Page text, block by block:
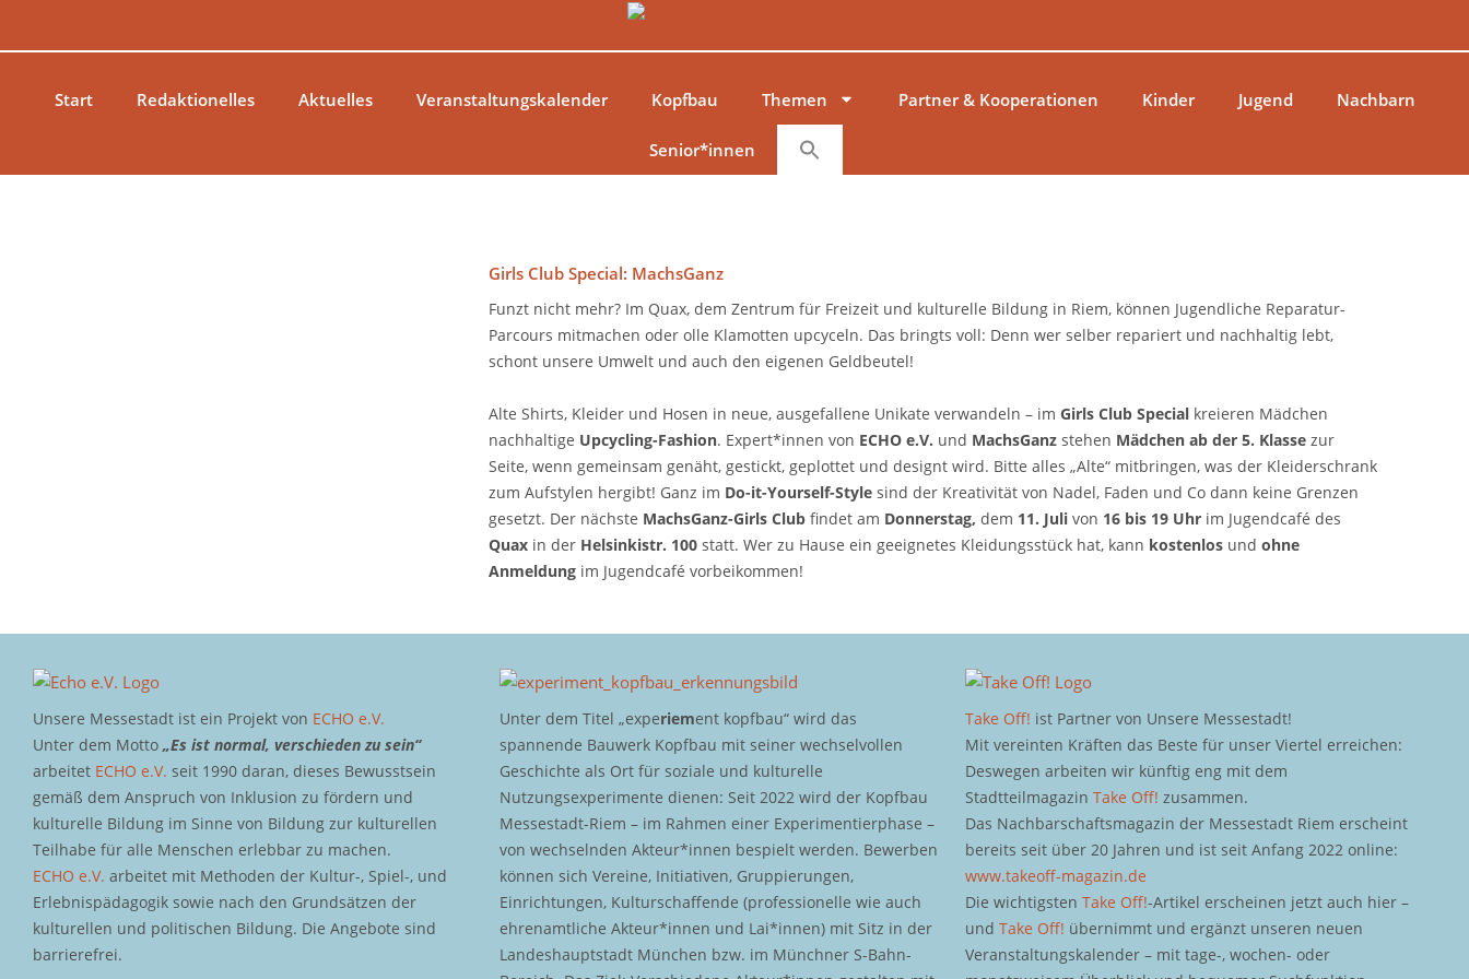
Start
Redaktionelles Aktuelles Veranstaltungskalender Kopfbau Themen Partner & Kooperationen Kinder Jugend Nachbarn
Senior*innen
Girls Club Special: MachsGanz
Funzt nicht mehr? Im Quax, dem Zentrum für Freizeit und kulturelle Bildung in Riem, können Jugendliche Reparatur-
Parcours mitmachen oder olle Klamotten upcyceln. Das bringts voll: Denn wer selber repariert und nachhaltig lebt,
schont unsere Umwelt und auch den eigenen Geldbeutel!
Alte Shirts, Kleider und Hosen in neue, ausgefallene Unikate verwandeln – im Girls Club Specialkreieren Mädchen
nachhaltige Upcycling-Fashion. Expert*innen von ECHO e.V. und MachsGanz stehen Mädchen ab der 5. Klassezur
Seite, wenn gemeinsam genäht, gestickt, geplottet und designt wird. Bitte alles „Alte“ mitbringen, was der Kleiderschrank
zum Aufstylen hergibt! Ganz im Do-it-Yourself-Stylesind der Kreativität von Nadel, Faden und Co dann keine Grenzen
gesetzt. Der nächste MachsGanz-Girls Clubfindet am Donnerstag, dem 11. Juli von 16 bis 19 Uhrim Jugendcafé des
Quax in derHelsinkistr. 100statt. Wer zu Hause ein geeignetes Kleidungsstück hat, kann kostenlosund ohne
Anmeldung im Jugendcafé vorbeikommen!
Unsere Messestadt ist ein Projekt von ECHO e.V.
Unter dem Motto „Es ist normal, verschieden zu sein“
arbeitet ECHO e.V. seit 1990 daran, dieses Bewusstsein
gemäß dem Anspruch von Inklusion zu fördern und
kulturelle Bildung im Sinne von Bildung zur kulturellen
Teilhabe für alle Menschen erlebbar zu machen.
ECHO e.V. arbeitet mit Methoden der Kultur-, Spiel-, und
Erlebnispädagogik sowie nach den Grundsätzen der
kulturellen und politischen Bildung. Die Angebote sind
barrierefrei.
Unter dem Titel „experiement kopfbau“ wird das
spannende Bauwerk Kopfbau mit seiner wechselvollen
Geschichte als Ort für soziale und kulturelle
Nutzungsexperimente dienen: Seit 2022 wird der Kopfbau
Messestadt-Riem – im Rahmen einer Experimentierphase –
von wechselnden Akteur*innen bespielt werden. Bewerben
können sich Vereine, Initiativen, Gruppierungen,
Einrichtungen, Kulturschaffende (professionelle wie auch
ehrenamtliche Akteur*innen und Lai*innen) mit Sitz in der
Landeshauptstadt München bzw. im Münchner S-Bahn-
Take Off! ist Partner von Unsere Messestadt!
Mit vereinten Kräften das Beste für unser Viertel erreichen:
Deswegen arbeiten wir künftig eng mit dem
StadtteilmagazinTake Off! zusammen.
Das Nachbarschaftsmagazin der Messestadt Riem erscheint
bereits seit über 20 Jahren und ist seit Anfang 2022 online:
www.takeoff-magazin.de
Die wichtigstenTake Off!-Artikel erscheinen jetzt auch hier –
undTake Off! übernimmt und ergänzt unseren neuen
Veranstaltungskalender – mit tage-, wochen- oder